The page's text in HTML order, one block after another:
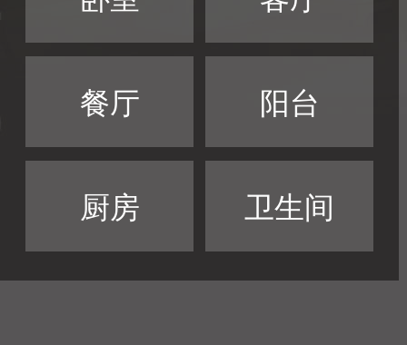
餐厅 阳台
厨房 卫生间